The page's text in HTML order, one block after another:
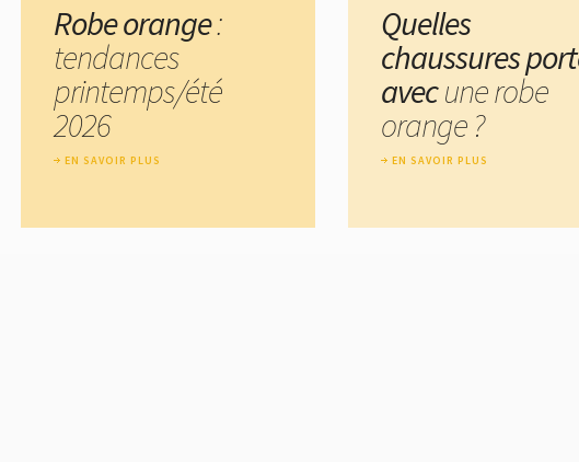
Robe orange:
tendances
printemps/été
2026
EN SAVOIR PLUS
Quelles
chaussures
avecune robe
orange ?
EN SAVOIR PLUS